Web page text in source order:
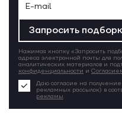
Запросить
Нажимая кнопку «Запросить
адреса электронной почты для
аналитических материалов и
конфиденциальности и
Даю согласие на
рекламных рассылок) в
рекламы